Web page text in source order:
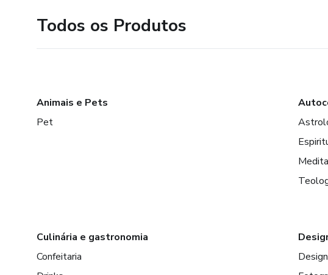
Todos os Produtos
Animais e Pets
Pet
Culinária e gastronomia
Confeitaria
Design